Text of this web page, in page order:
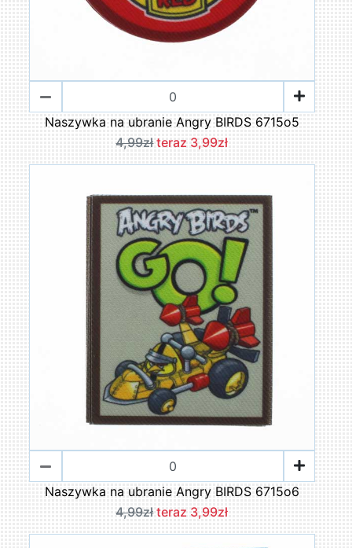
Naszywka na ubranie Angry BIRDS 6715o5
4,99zł teraz 3,99zł
Naszywka na ubranie Angry BIRDS 6715o6
4,99zł teraz 3,99zł